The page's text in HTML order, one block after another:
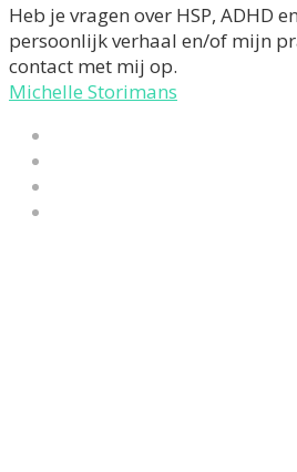
Heb je vragen over HSP, ADHD
persoonlijk verhaal en/of mijn
contact met mij op.
Michelle Storimans